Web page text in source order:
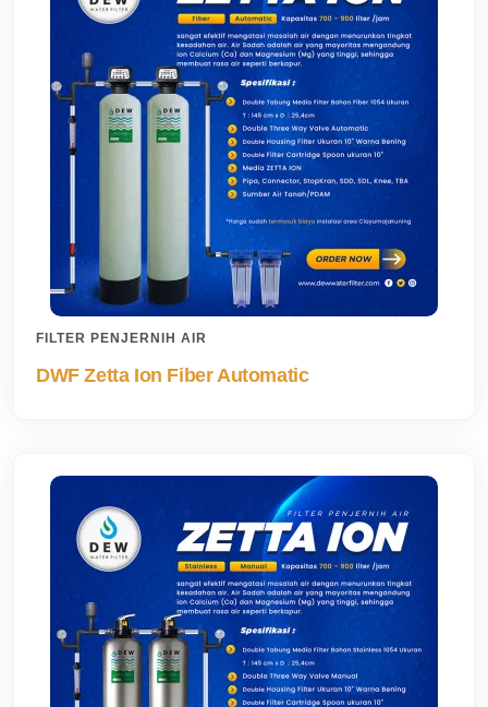
FILTER PENJERNIH AIR
DWF Zetta Ion Fiber Automatic